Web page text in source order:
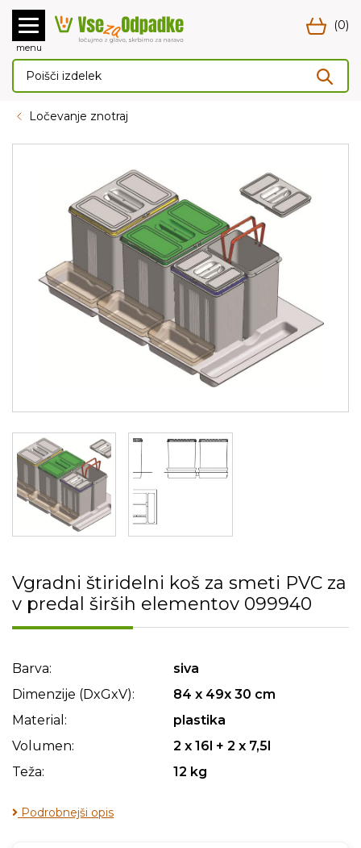
menu
(0)
Ločevanje znotraj
Vgradni štiridelni koš za smeti PVC za
v predal širših elementov 099940
Barva:
siva
Dimenzije (DxGxV):
84 x 49x 30 cm
Material:
plastika
Volumen:
2 x 16l + 2 x 7,5l
Teža:
12 kg
Podrobnejši opis